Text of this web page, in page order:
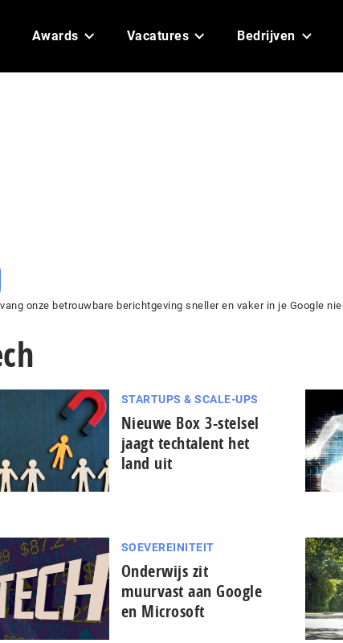
Awards Vacatures Bedrijven
onze betrouwbare berichtgeving sneller en vaker in je Google
STARTUPS & SCALE-UPS
Nieuwe Box 3-stelsel
jaagt techtalent het
land uit
SOEVEREINITEIT
Onderwijs zit
muurvast aan Google
en Microsoft